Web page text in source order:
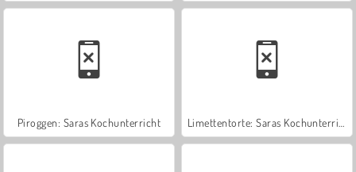
Piroggen: Saras Kochunterricht